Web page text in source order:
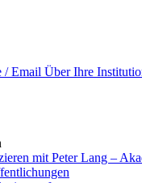
/ Email Über Ihre
mit Peter Lang –